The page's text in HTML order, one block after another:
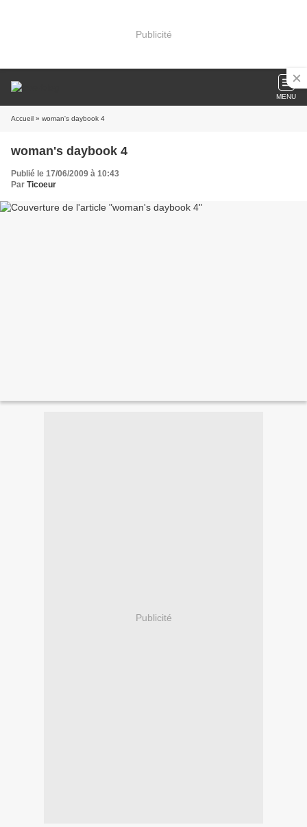
Publicité
MENU
Accueil » woman's daybook 4
woman's daybook 4
Publié le 17/06/2009 à 10:43
Par Ticoeur
Publicité